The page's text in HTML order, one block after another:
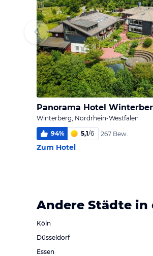
Panorama Hotel
Winterberg, Nordrhein-Westfalen
94% 5,1/6 267 Bew.
Zum Hotel
Andere Städte in
Köln
Düsseldorf
Essen